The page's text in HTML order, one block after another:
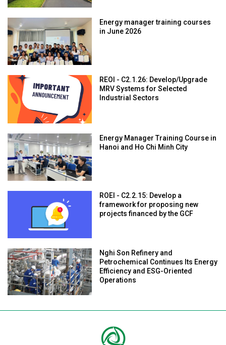
Energy manager training courses
in June 2026
REOI - C2.1.26: Develop/Upgrade
MRV Systems for Selected
Industrial Sectors
Energy Manager Training Course in
Hanoi and Ho Chi Minh City
ROEI - C2.2.15: Develop a
framework for proposing new
projects financed by the GCF
Nghi Son Refinery and
Petrochemical Continues Its Energy
Efficiency and ESG-Oriented
Operations